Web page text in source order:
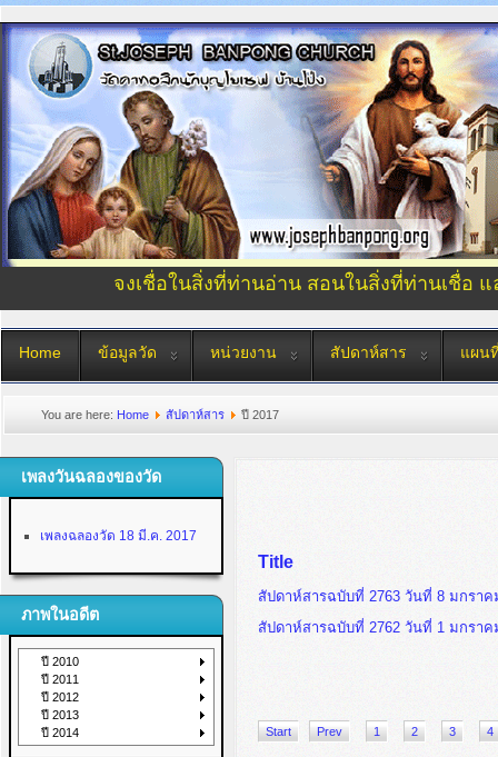
จงเชื่อในสิ่งที่ท่านอ่าน สอนในสิ่งที่ท่านเชื่อ
Home ข้อมูลวัด หน่วยงาน สัปดาห์สาร แผน
You are here: Home สัปดาห์สาร ปี 2017
เพลงวันฉลองของวัด
เพลงฉลองวัด 18 มี.ค. 2017
ภาพในอดีต
ปี 2010
ปี 2011
ปี 2012
ปี 2013
ปี 2014
Title
สัปดาห์สารฉบับที่ 2763 วันที่ 8 มกราค
สัปดาห์สารฉบับที่ 2762 วันที่ 1 มกราค
Start Prev 1 2 3 4